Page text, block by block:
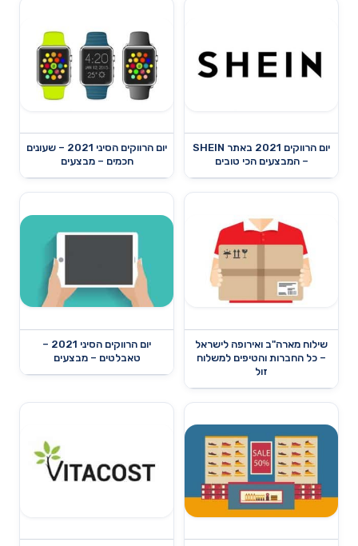
יום הרווקים 2021 באתר SHEIN
– המבצעים הכי טובים
יום הרווקים הסיני 2021 – שעונים
חכמים – מבצעים
שילוח מארה"ב ואירופה לישראל
– כל החברות והטיפים למשלוח
זול
יום הרווקים הסיני 2021 –
טאבלטים – מבצעים